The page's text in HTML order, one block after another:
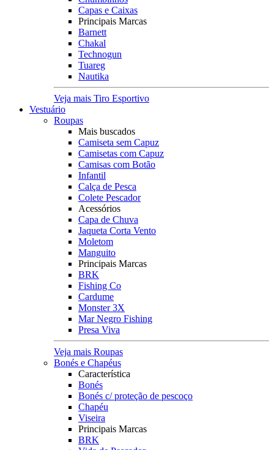
Capas e Caixas
Principais Marcas
Barnett
Chakal
Technogun
Tuareg
Nautika
Veja mais Tiro Esportivo
Vestuário
Roupas
Mais buscados
Camiseta sem Capuz
Camisetas com Capuz
Camisas com Botão
Infantil
Calça de Pesca
Colete Pescador
Acessórios
Capa de Chuva
Jaqueta Corta Vento
Moletom
Manguito
Principais Marcas
BRK
Fishing Co
Cardume
Monster 3X
Mar Negro Fishing
Presa Viva
Veja mais Roupas
Bonés e Chapéus
Característica
Bonés
Bonés c/ proteção de pescoço
Chapéu
Viseira
Principais Marcas
BRK